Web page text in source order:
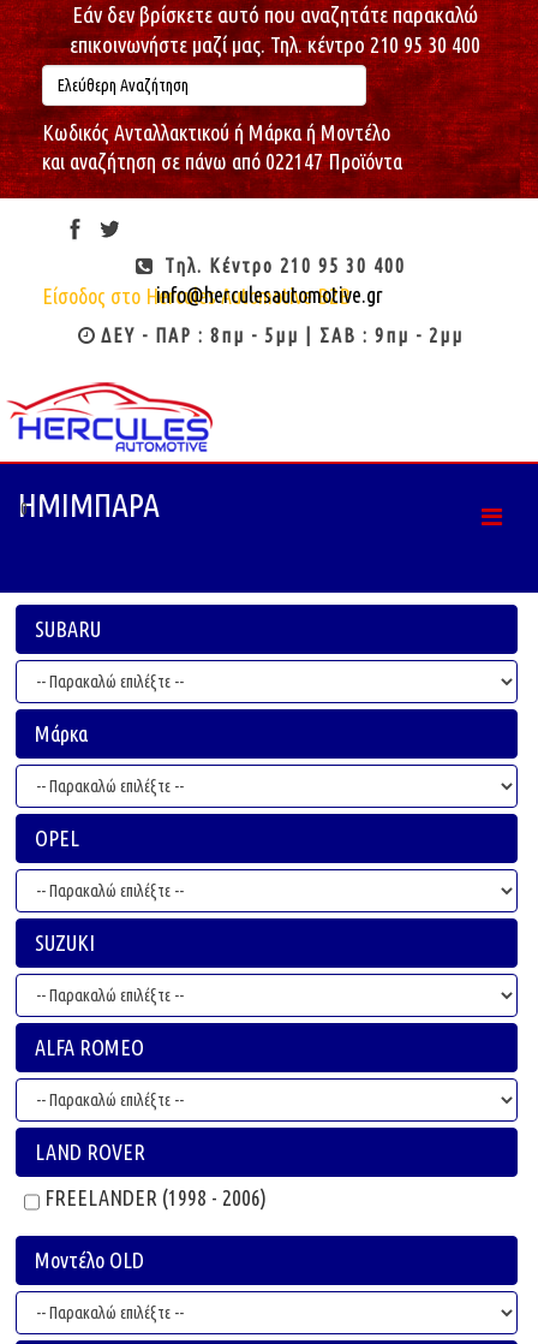
Εάν δεν βρίσκετε αυτό που αναζητάτε παρακαλώ
επικοινωνήστε μαζί μας. Τηλ. κέντρο 210 95 30 400
Κωδικός Ανταλλακτικού ή Μάρκα ή Μοντέλο
και αναζήτηση σε πάνω από 022147 Προϊόντα
Καλώς ήρθες : Επισκέπτη
Είσοδος στο Hercules Automotive B2B
Τηλ. Κέντρο 210 95 30 400
info@herculesautomotive.gr
ΔΕΥ - ΠΑΡ : 8πμ - 5μμ | ΣΑΒ : 9πμ - 2μμ
0
ΗΜΙΜΠΑΡΑ
SUBARU
Μάρκα
OPEL
SUZUKI
ALFA ROMEO
LAND ROVER
FREELANDER (1998 - 2006)
Μοντέλο OLD